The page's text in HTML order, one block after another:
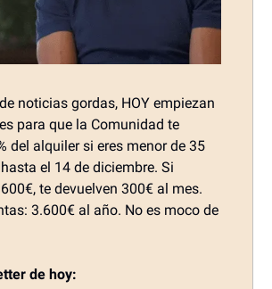
noticias gordas, HOY empiezan
para que la Comunidad te
del alquiler si eres menor de 35
el 14 de diciembre. Si
te devuelven 300€ al mes.
3.600€ al año. No es moco de
de hoy: